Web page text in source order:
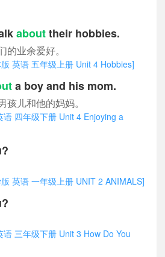
abouttheir hobbies.
业余爱好。
英语 五年级上册 Unit 4 Hobbies]
a boy and his mom.
儿和他的妈妈。
语 四年级下册 Unit 4 Enjoying a
英语 一年级上册 UNIT 2 ANIMALS]
语 三年级下册 Unit 3 How Do You